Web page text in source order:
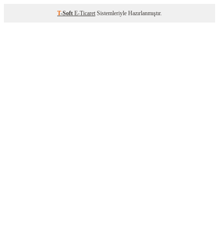
T-Soft E-Ticaret Sistemleriyle Hazırlanmıştır.